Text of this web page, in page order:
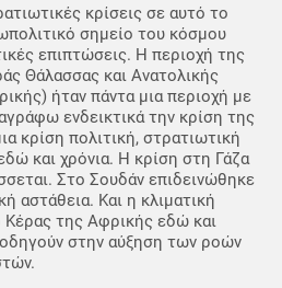
κρίσεις σε αυτό το
σημείο του κόσμου
επιπτώσεις. Η περιοχή της
Θάλασσας και Ανατολικής
ήταν πάντα μια περιοχή με
ενδεικτικά την κρίση της
κρίση πολιτική, στρατιωτική
και χρόνια. Η κρίση στη Γάζα
Στο Σουδάν επιδεινώθηκε
αστάθεια. Και η κλιματική
Κέρας της Αφρικής εδώ και
στην αύξηση των ροών